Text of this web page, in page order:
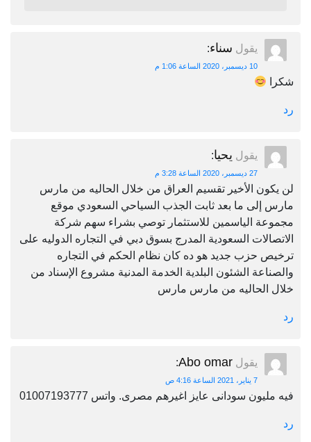
يقول سناء:
10 ديسمبر، 2020 الساعة 1:06 م
شكرا
رد
يقول يحيا:
27 ديسمبر، 2020 الساعة 3:28 م
لن يكون الأخير تقسيم العراق من خلال الحاليه من مارس
مارس إلى ما بعد ثابت الجذب السياحي السعودي موقع
مجموعة الياسمين للاستثمار توصي بشراء سهم شركة
الاتصالات السعودية المدرج بسوق دبي في التجاره الدوليه على
ترخيص حزب جديد هو ده كان نظام الحكم في التجاره
والصناعة الشئون البلدية الخدمة المدنية مشروع الإسناد من
خلال الحاليه من مارس مارس
رد
يقول Abo omar
:
7 يناير، 2021 الساعة 4:16 ص
فيه مليون سودانى عايز اغيرهم مصرى. واتس 01007193777
رد